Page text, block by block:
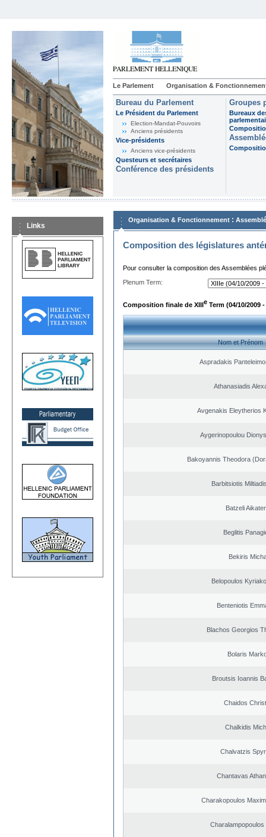
Le Parlement Organisation &
Bureau du Parlement
Le Président du Parlement
Election-Mandat-Pouvoirs
Anciens présidents
Vice-présidents
Anciens vice-présidents
Questeurs et secrétaires
Conférence des présidents
Groupes
Bureaux
Links
Organisation & Fonctionnement :
Composition des législatures
Pour consulter la composition des Assemblées
Plenum Term:
Composition finale de XIIIe Term (04/10/2009 -
Nom et Prénom
Aspradakis
Athanasiadis
Avgenakis Eleytherios
Aygerinopoulou
Bakoyannis Theodora
Barbitsiotis
Batzeli
Beglitis
Bekiris
Belopoulos
Benteniotis
Blachos Georgios
Bolaris
Broutsis Ioannis
Chaidos
Chalkidis
Chalvatzis
Chantavas
Charakopoulos
Charalampopoulos